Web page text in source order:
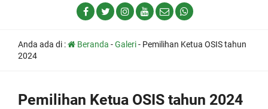
Anda ada di : Beranda -Galeri- Pemilihan Ketua OSIS tahun
2024
Pemilihan Ketua OSIS tahun 2024